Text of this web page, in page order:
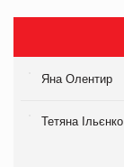
Яна Олентир
Тетяна Ільєнко